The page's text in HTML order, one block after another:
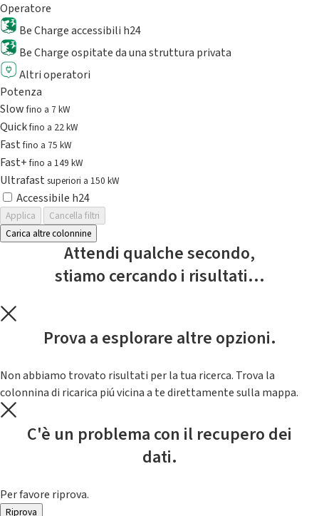
Operatore
Be Charge accessibili h24
Be Charge ospitate da una struttura privata
Altri operatori
Potenza
Slowfino a 7 kW
Quickfino a 22 kW
Fastfino a 75 kW
Fast+fino a 149 kW
Ultrafast superiori a 150 kW
Accessibile h24
Applica
Cancella filtri
Carica altre colonnine
Attendi qualche secondo,
stiamo cercando i risultati...
Prova a esplorare altre opzioni.
Non abbiamo trovato risultati per la tua ricerca. Trova la
colonnina di ricarica piú vicina a te direttamente sulla mappa.
C'è un problema con il recupero dei
dati.
Per favore riprova.
Riprova